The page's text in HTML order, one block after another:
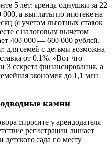
5 лет: аренда однушки за 22
000, а выплаты по ипотеке на
(с учетом льготных ставок
с налоговым вычетом
400 000 — 600 000 рублей.
для семей с детьми возможна
от 0,1%. «Вот что
3 секрета финансирования, а
экономия до 1,1 млн
камни
спросите у арендодателя
регистрации лишает
детского сада по месту